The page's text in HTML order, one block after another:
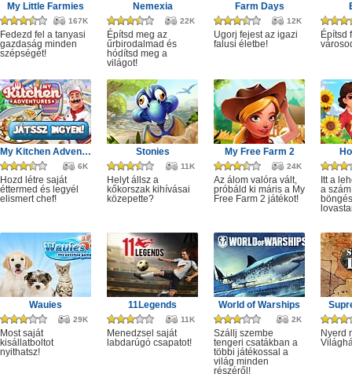
My Little Farmies
167K
Fedezd fel a tanyasi
gazdaság minden
szépségét!
Nemexia
22K
Építsd meg az
űrbirodalmad és
hódítsd meg a
világot!
Farm Days
12K
Ugorj fejest az igazi
falusi életbe!
Építsd
My Kitchen Adventures
6K
Hozd létre saját
éttermed és legyél
elismert chef!
Stonies
11K
Helyt állsz a
kőkorszak kihívásai
közepette?
My Free Farm 2
24K
Az álom valóra vált,
próbáld ki máris a My
Free Farm 2 játékot!
Itt a
a
Wauies
29K
Most saját
kisállatboltot
nyithatsz!
11Legends
11K
Menedzsel saját
labdarúgó csapatot!
World of Warships
2K
Szállj szembe
tengeri csatákban a
többi játékossal a
világ minden
részéről!
Nyerd